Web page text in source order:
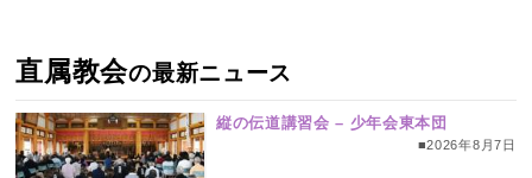
直属教会の最新ニュース
縦の伝道講習会 – 少年会東本団
■2026年8月7日